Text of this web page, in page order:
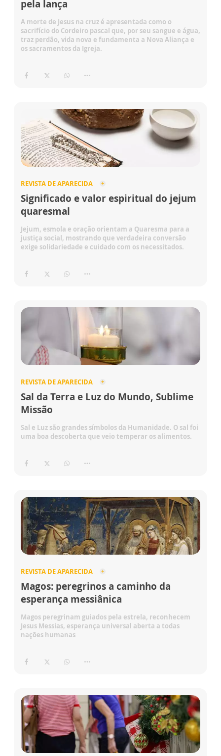
pela lança
A morte de Jesus na cruz é apresentada como o
sacrifício do Cordeiro pascal que, por seu sangue e água,
traz perdão, vida nova e fundamenta a Nova Aliança e
os sacramentos da Igreja.
REVISTA DE APARECIDA
Significado e valor espiritual do jejum
quaresmal
Jejum, esmola e oração orientam a Quaresma para a
justiça social, mostrando que verdadeira conversão
exige solidariedade e cuidado com os necessitados.
REVISTA DE APARECIDA
Sal da Terra e Luz do Mundo, Sublime
Missão
Sal e Luz são grandes símbolos da Humanidade. O sal foi
uma boa descoberta que veio temperar os alimentos.
REVISTA DE APARECIDA
Magos: peregrinos a caminho da
esperança messiânica
Magos peregrinam guiados pela estrela, reconhecem
Jesus Messias, esperança universal aberta a todas
nações humanas